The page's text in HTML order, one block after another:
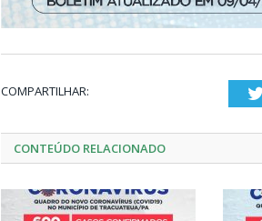
COMPARTILHAR:
CONTEÚDO RELACIONADO